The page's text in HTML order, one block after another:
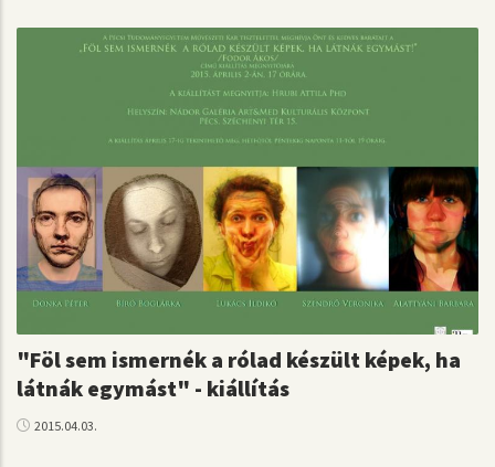
"Föl sem ismernék a rólad készült képek, ha
látnák egymást" - kiállítás
2015.04.03.